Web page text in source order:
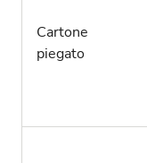
Cartone
piegato